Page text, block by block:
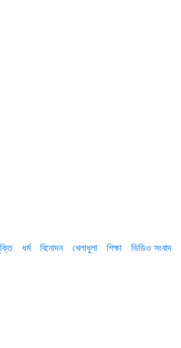
ধর্ম বিনোদন খেলাধুলা শিক্ষা ভিডিও সংবাদ